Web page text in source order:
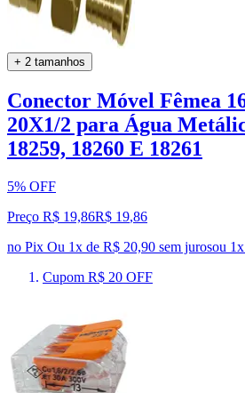
+ 2 tamanhos
Conector Móvel Fêmea
20X1/2 para Água
18259, 18260 E 18261
5% OFF
Preço R$ 19,86R$ 19,86
no Pix Ou 1x de R$ 20,90 sem jurosou 1
Cupom R$ 20 OFF